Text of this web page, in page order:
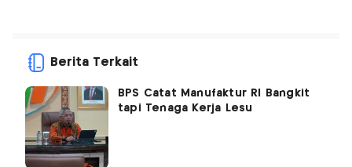
Berita Terkait
BPS Catat Manufaktur RI Bangkit
tapi Tenaga Kerja Lesu